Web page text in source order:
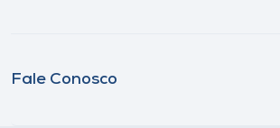
Fale Conosco